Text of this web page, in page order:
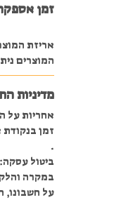
זמן
אריזת
המוצרים
מדיניות
אחריות על
זמן בנקודת
.
ביטול עסקה:
על חשבונו,